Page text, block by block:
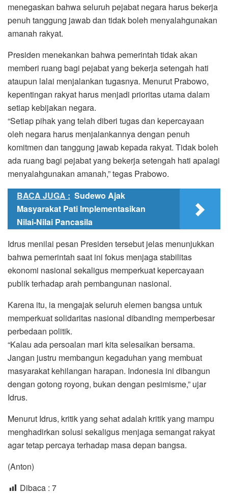
menegaskan bahwa seluruh pejabat negara harus bekerja
penuh tanggung jawab dan tidak boleh menyalahgunakan
amanah rakyat.
Presiden menekankan bahwa pemerintah tidak akan
memberi ruang bagi pejabat yang bekerja setengah hati
ataupun lalai menjalankan tugasnya. Menurut Prabowo,
kepentingan rakyat harus menjadi prioritas utama dalam
setiap kebijakan negara.
“Setiap pihak yang telah diberi tugas dan kepercayaan
oleh negara harus menjalankannya dengan penuh
komitmen dan tanggung jawab kepada rakyat. Tidak boleh
ada ruang bagi pejabat yang bekerja setengah hati apalagi
menyalahgunakan amanah,” tegas Prabowo.
BACA JUGA : Sudewo Ajak
Masyarakat Pati Implementasikan
Nilai-Nilai Pancasila
Idrus menilai pesan Presiden tersebut jelas menunjukkan
bahwa pemerintah saat ini fokus menjaga stabilitas
ekonomi nasional sekaligus memperkuat kepercayaan
publik terhadap arah pembangunan nasional.
Karena itu, ia mengajak seluruh elemen bangsa untuk
memperkuat solidaritas nasional dibanding memperbesar
perbedaan politik.
“Kalau ada persoalan mari kita selesaikan bersama.
Jangan justru membangun kegaduhan yang membuat
masyarakat kehilangan harapan. Indonesia ini dibangun
dengan gotong royong, bukan dengan pesimisme,” ujar
Idrus.
Menurut Idrus, kritik yang sehat adalah kritik yang mampu
menghadirkan solusi sekaligus menjaga semangat rakyat
agar tetap percaya terhadap masa depan bangsa.
(Anton)
Dibaca : 7